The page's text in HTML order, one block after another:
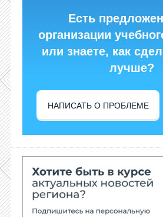
Есть
организации
или знаете, как
лучше?
НАПИСАТЬ О ПРОБЛЕМЕ